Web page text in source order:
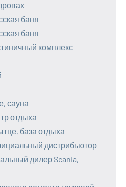
баня
баня
комплекс
сауна
отдыха
база отдыха
дистрибьютор
дилер Scania,